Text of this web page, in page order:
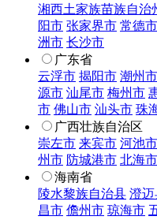
湘西土家族苗族自治
阳市 张家界市 常德市
洲市 长沙市
广东省
云浮市 揭阳市 潮州市
源市 汕尾市 梅州市
市 佛山市 汕头市 珠
广西壮族自治区
崇左市 来宾市 河池市
州市 防城港市 北海市
海南省
陵水黎族自治县 澄迈
昌市 儋州市 琼海市